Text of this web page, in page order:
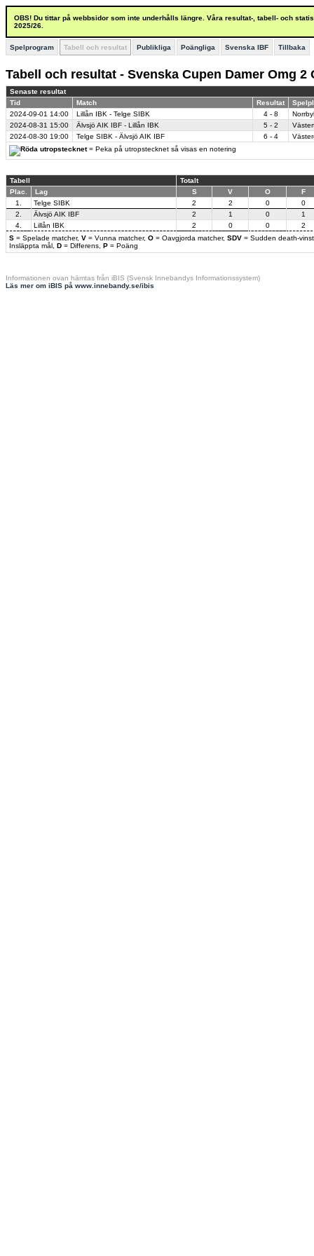
OBS! Du tittar på webbsidor som inte underhålls längre. Våra resultat-, tabell- och
2025/26.
Spelprogram Tabell och resultat Publikliga Poängliga Svenska IBF Tillbaka
Tabell och resultat - Svenska Cupen Damer Omg 2
Senaste resultat
Tid
Match Resultat
= Peka på utropstecknet så visas en notering
2024-09-01 14:00 Lillån IBK - Telge SIBK 4 - 8
2024-08-31 15:00 Älvsjö AIK IBF - Lillån IBK 5 - 2
2024-08-30 19:00 Telge SIBK - Älvsjö AIK IBF 6 - 4
Tabell
Totalt
Plac.
Lag S V O F
S = Spelade matcher, V = Vunna matcher, O = Oavgjorda matcher, SDV = Sudden death-
Insläppta mål, D = Differens, P = Poäng
1. Telge SIBK 2 2 0
0
2.
Älvsjö AIK IBF 2 1 0
1
4.
Lillån IBK 2 0 0 2
Informationen ovan hämtas från iBIS (Svensk Innebandys Informationssystem)
Läs mer om iBIS på www.innebandy.se/ibis